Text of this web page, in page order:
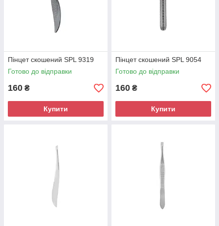
Пінцет скошений SPL 9319
Готово до відправки
160 ₴
Купити
Пінцет скошений SPL 9054
Готово до відправки
160 ₴
Купити